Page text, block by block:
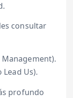
consultar
Management).
Lead Us).
profundo